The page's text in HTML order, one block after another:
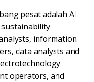
pesat adalah AI
sustainability
information
data analysts and
operators, and